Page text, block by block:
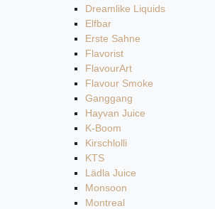
Dreamlike Liquids
Elfbar
Erste Sahne
Flavorist
FlavourArt
Flavour Smoke
Ganggang
Hayvan Juice
K-Boom
Kirschlolli
KTS
Lädla Juice
Monsoon
Montreal